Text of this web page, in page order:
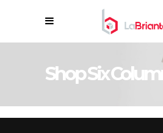
Shop Six